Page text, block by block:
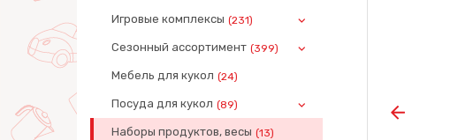
Игровые комплексы (231)
Сезонный ассортимент (399)
Мебель для кукол (24)
Посуда для кукол (89)
Наборы продуктов, весы (13)